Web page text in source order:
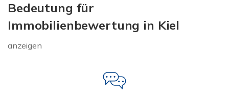
Bedeutung für
Immobilienbewertung in Kiel
anzeigen